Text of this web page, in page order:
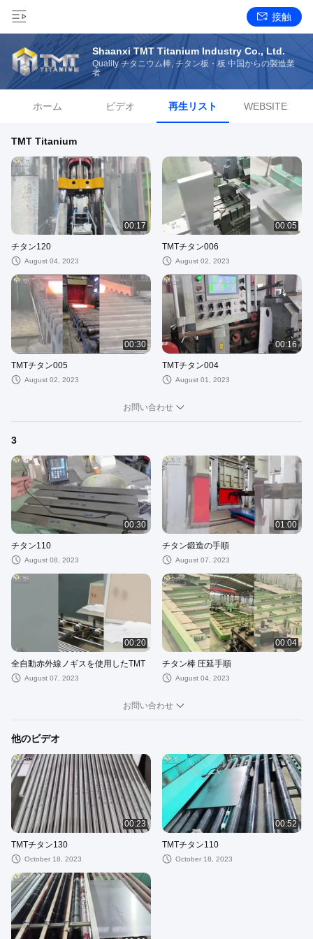
接触
Shaanxi TMT Titanium Industry Co., Ltd.
Quality チタニウム棒, チタン板・板 中国からの製造業
者
ホーム ビデオ 再生リスト WEBSITE
TMT Titanium
00:17
チタン120
August 04, 2023
00:05
TMTチタン006
August 02, 2023
00:30
TMTチタン005
August 02, 2023
00:16
TMTチタン004
August 01, 2023
お問い合わせ
3
00:30
チタン110
August 08, 2023
01:00
チタン鍛造の手順
August 07, 2023
00:20
全自動赤外線ノギスを使用したTMT
August 07, 2023
00:04
チタン棒 圧延手順
August 04, 2023
お問い合わせ
他のビデオ
00:23
TMTチタン130
October 18, 2023
00:52
TMTチタン110
October 18, 2023